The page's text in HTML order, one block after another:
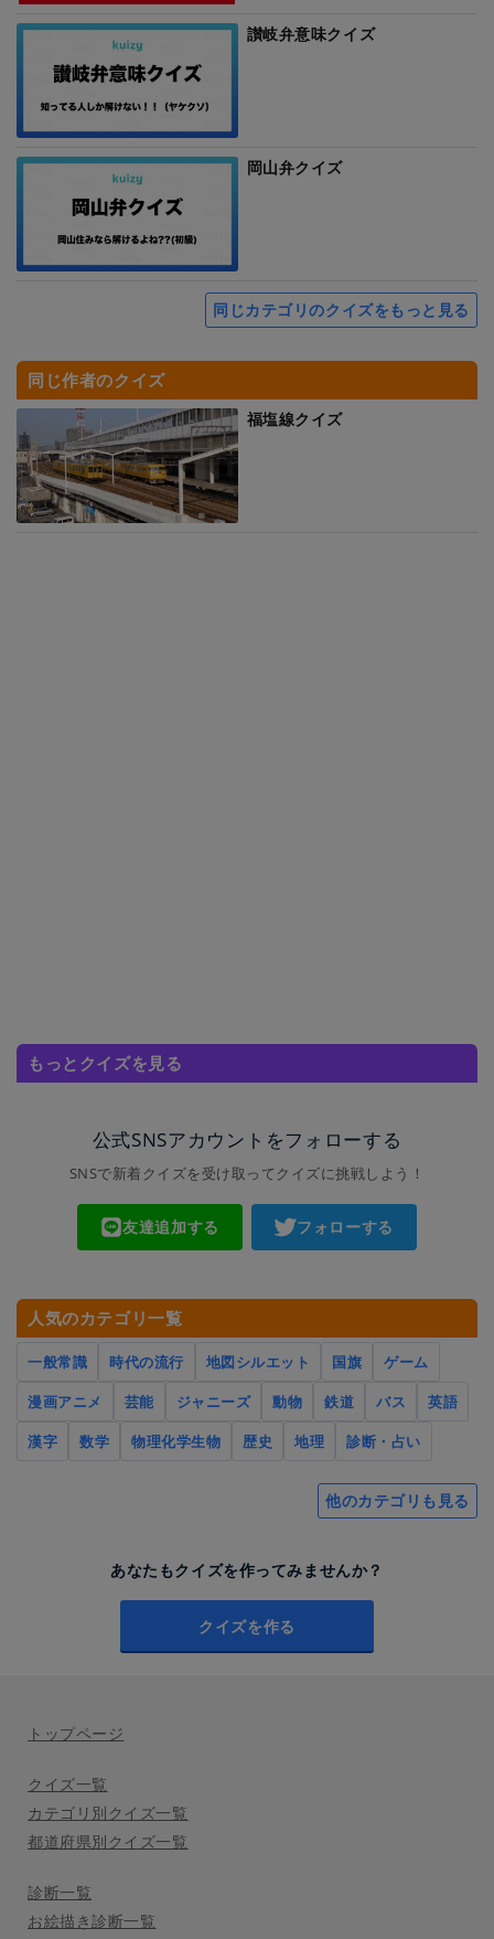
讃岐弁意味クイズ
岡山弁クイズ
同じカテゴリのクイズをもっと見る
同じ作者のクイズ
福塩線クイズ
もっとクイズを見る
公式SNSアカウントをフォローする
SNSで新着クイズを受け取ってクイズに挑戦しよう！
友達追加する フォローする
人気のカテゴリ一覧
一般常識 時代の流行 地図シルエット 国旗
ゲーム
漫画アニメ
芸能 ジャニーズ 動物 鉄道 バス
英語
漢字
数学 物理化学生物 歴史 地理 診断・占い
他のカテゴリも見る
あなたもクイズを作ってみませんか？
クイズを作る
トップページ
クイズ一覧
カテゴリ別クイズ一覧
都道府県別クイズ一覧
診断一覧
お絵描き診断一覧